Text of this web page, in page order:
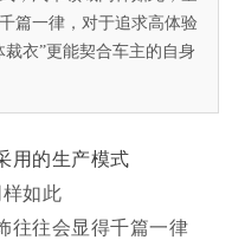
篇一律，对于追求高体验
衣”更能契合车主的自身
用的生产模式
如此
往往会显得千篇一律